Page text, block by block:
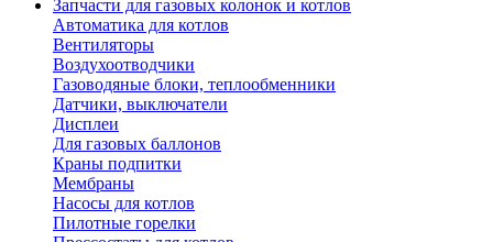
Запчасти для газовых колонок и котлов
Автоматика для котлов
Вентиляторы
Воздухоотводчики
Газоводяные блоки, теплообменники
Датчики, выключатели
Дисплеи
Для газовых баллонов
Краны подпитки
Мембраны
Насосы для котлов
Пилотные горелки